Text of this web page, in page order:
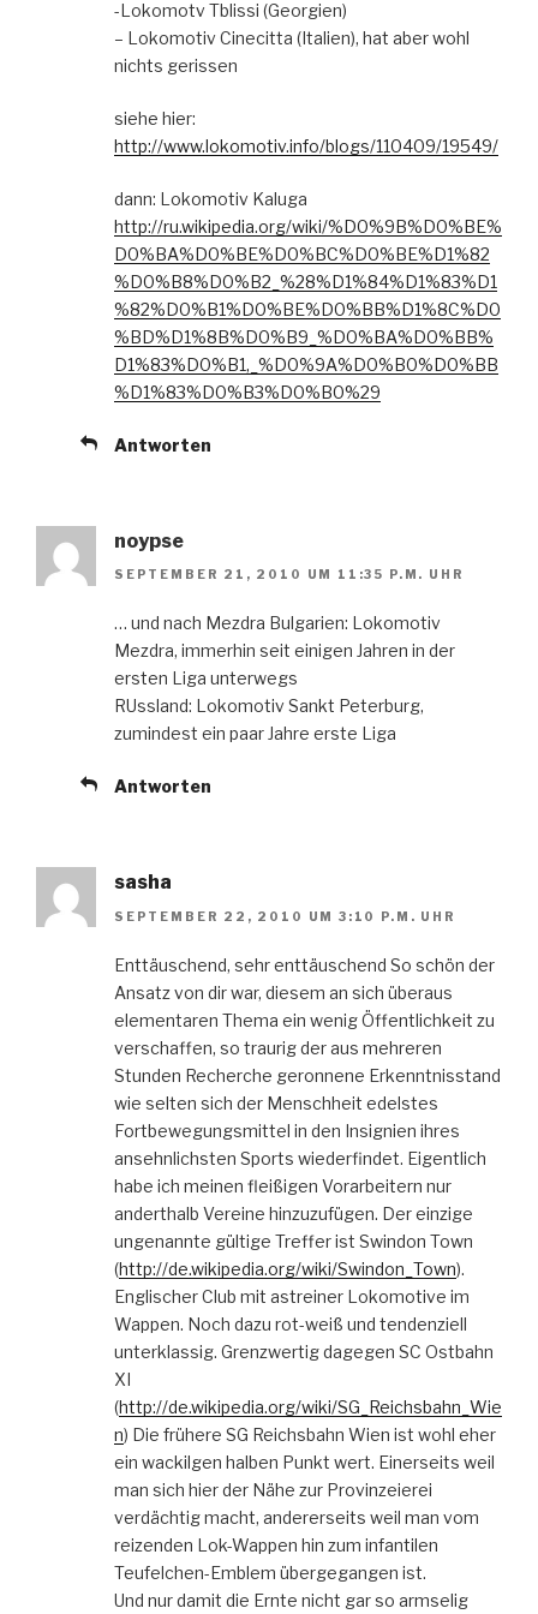
-Lokomotv Tblissi (Georgien)
– Lokomotiv Cinecitta (Italien), hat aber wohl
nichts gerissen
siehe hier:
http://www.lokomotiv.info/blogs/110409/19549/
dann: Lokomotiv Kaluga
http://ru.wikipedia.org/wiki/%D0%9B%D0%BE%
D0%BA%D0%BE%D0%BC%D0%BE%D1%82
%D0%B8%D0%B2_%28%D1%84%D1%83%D1
%82%D0%B1%D0%BE%D0%BB%D1%8C%D0
%BD%D1%8B%D0%B9_%D0%BA%D0%BB%
D1%83%D0%B1,_%D0%9A%D0%B0%D0%BB
%D1%83%D0%B3%D0%B0%29
Antworten
noypse
SEPTEMBER 21, 2010 UM 11:35 P.M. UHR
… und nach Mezdra Bulgarien: Lokomotiv
Mezdra, immerhin seit einigen Jahren in der
ersten Liga unterwegs
RUssland: Lokomotiv Sankt Peterburg,
zumindest ein paar Jahre erste Liga
Antworten
sasha
SEPTEMBER 22, 2010 UM 3:10 P.M. UHR
Enttäuschend, sehr enttäuschend So schön der
Ansatz von dir war, diesem an sich überaus
elementaren Thema ein wenig Öffentlichkeit zu
verschaffen, so traurig der aus mehreren
Stunden Recherche geronnene Erkenntnisstand
wie selten sich der Menschheit edelstes
Fortbewegungsmittel in den Insignien ihres
ansehnlichsten Sports wiederfindet. Eigentlich
habe ich meinen fleißigen Vorarbeitern nur
anderthalb Vereine hinzuzufügen. Der einzige
ungenannte gültige Treffer ist Swindon Town
(http://de.wikipedia.org/wiki/Swindon_Town).
Englischer Club mit astreiner Lokomotive im
Wappen. Noch dazu rot-weiß und tendenziell
unterklassig. Grenzwertig dagegen SC Ostbahn
XI
(http://de.wikipedia.org/wiki/SG_Reichsbahn_Wie
n) Die frühere SG Reichsbahn Wien ist wohl eher
ein wackilgen halben Punkt wert. Einerseits weil
man sich hier der Nähe zur Provinzeierei
verdächtig macht, andererseits weil man vom
reizenden Lok-Wappen hin zum infantilen
Teufelchen-Emblem übergegangen ist.
Und nur damit die Ernte nicht gar so armselig